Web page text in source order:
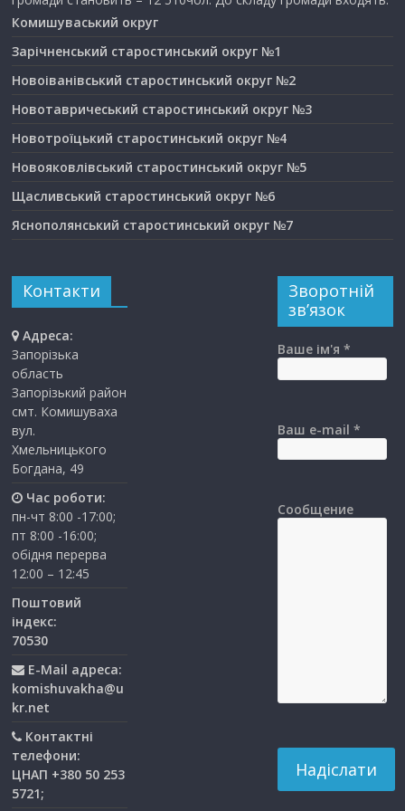
Комишуваський округ
Зарічненський старостинський округ №1
Новоіванівський старостинський округ №2
Новотавричеський старостинський округ №3
Новотроїцький старостинський округ №4
Новояковлівський старостинський округ №5
Щасливський старостинський округ №6
Яснополянський старостинський округ №7
Контакти
Адреса:
Запорізька
область
Запорізький район
смт. Комишуваха
вул.
Хмельницького
Богдана, 49
Час роботи:
пн-чт 8:00 -17:00;
пт 8:00 -16:00;
обідня перерва
12:00 – 12:45
Поштовий
індекс:
70530
E-Mail адреса:
komishuvakha@u
kr.net
Контактні
телефони:
ЦНАП +380 50 253
5721;
Зворотній
зв’язок
Ваше ім'я *
Ваш e-mail *
Сообщение